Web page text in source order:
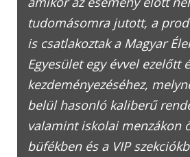
tudomásomra jutott, a
is csatlakoztak a Magyar
Egyesület egy évvel ezelőtt
kezdeményezéséhez,
belül hasonló kaliberű
valamint iskolai menzákon
büfékben és a VIP